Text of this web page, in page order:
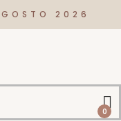
2026
0